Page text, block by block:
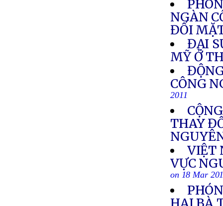
NGÀN
ĐỐI
ĐẠI
MỸ Ở
CÔNG
2011
THAY
VIỆT
VỰC
on 18 Mar